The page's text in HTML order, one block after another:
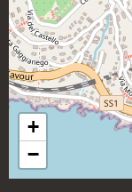
+
−